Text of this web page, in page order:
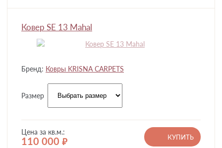
Ковер SE 13 Mahal
Бренд: Ковры KRISNA CARPETS
Размер
Цена за кв.м.:
110 000 руб.
КУПИТЬ